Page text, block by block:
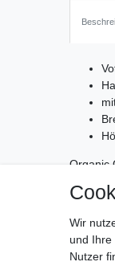
Organic
Hand
Wir
und Ihre
Nutzer